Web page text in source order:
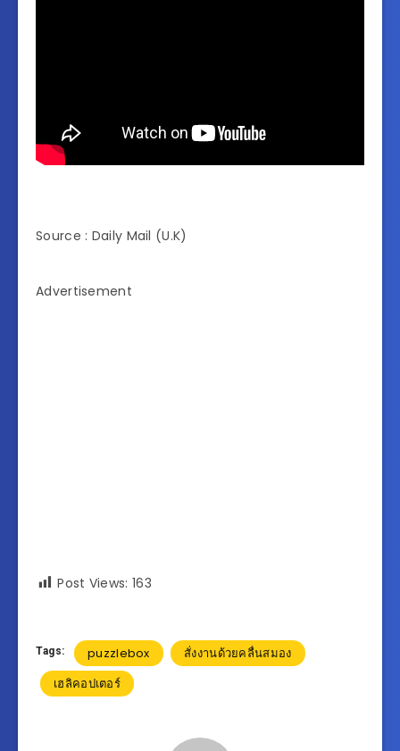
Source : Daily Mail (U.K)
Advertisement
Post Views: 163
Tags: puzzlebox
สั่งงานด้วยคลื่นสมอง
เฮลิคอปเตอร์